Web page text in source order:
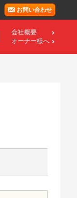
お問い合わせ
会社概要
オーナー様へ